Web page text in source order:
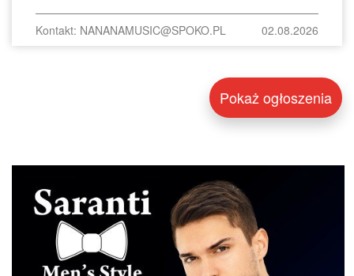
Kontakt: NANANAMUSIC@SPOKO.PL 02.08.2026
Pokaż ogłoszenia